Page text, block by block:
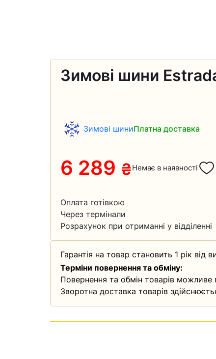
Зимові шини
Зимові шиниПлатна доставка
6 289 ₴Немає в наявності
Оплата готівкою
Через термінали
Розрахунок при отриманні у відділенні
Гарантія на товар становить 1 рік від
Терміни повернення та обміну:
Повернення та обмін товарів можливе
Зворотна доставка товарів